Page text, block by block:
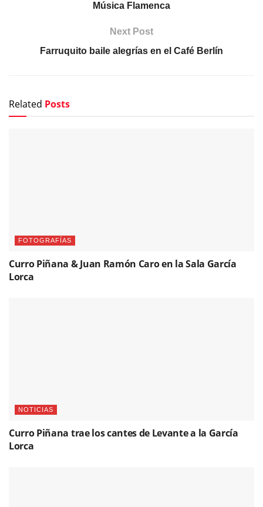
Música Flamenca
Next Post
Farruquito baile alegrías en el Café Berlín
Related Posts
FOTOGRAFÍAS
Curro Piñana & Juan Ramón Caro en la Sala García
Lorca
NOTICIAS
Curro Piñana trae los cantes de Levante a la García
Lorca